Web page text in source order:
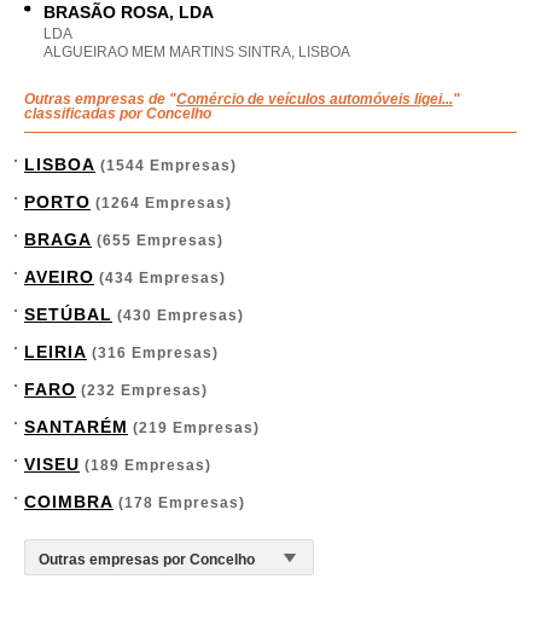
BRASÃO ROSA, LDA
LDA
ALGUEIRAO MEM MARTINS SINTRA, LISBOA
Outras empresas de "Comércio de veículos automóveis ligei..."
classificadas por Concelho
LISBOA (1544 Empresas)
PORTO (1264 Empresas)
BRAGA (655 Empresas)
AVEIRO (434 Empresas)
SETÚBAL (430 Empresas)
LEIRIA (316 Empresas)
FARO (232 Empresas)
SANTARÉM (219 Empresas)
VISEU (189 Empresas)
COIMBRA (178 Empresas)